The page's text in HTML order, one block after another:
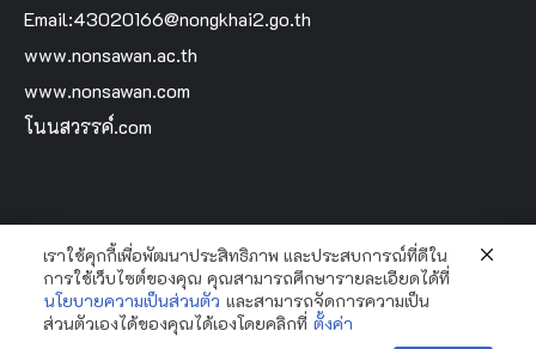
Email:43020166@nongkhai2.go.th
www.nonsawan.ac.th
www.nonsawan.com
โนนสวรรค์.com
Home
Copyright Bannonsawan School By...Krooyingyai © All
เราใช้คุกกี้เพื่อพัฒนาประสิทธิภาพ และประสบการณ์ที่ดีใน
การใช้เว็บไซต์ของคุณ คุณสามารถศึกษารายละเอียดได้ที่
นโยบายความเป็นส่วนตัว และสามารถจัดการความเป็น
ส่วนตัวเองได้ของคุณได้เองโดยคลิกที่ ตั้งค่า